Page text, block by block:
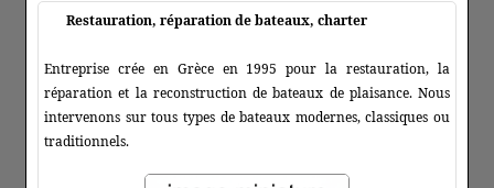
Restauration, réparation de bateaux, charter
Entreprise crée en Grèce en 1995 pour la restauration, la
réparation et la reconstruction de bateaux de plaisance. Nous
intervenons sur tous types de bateaux modernes, classiques ou
traditionnels.